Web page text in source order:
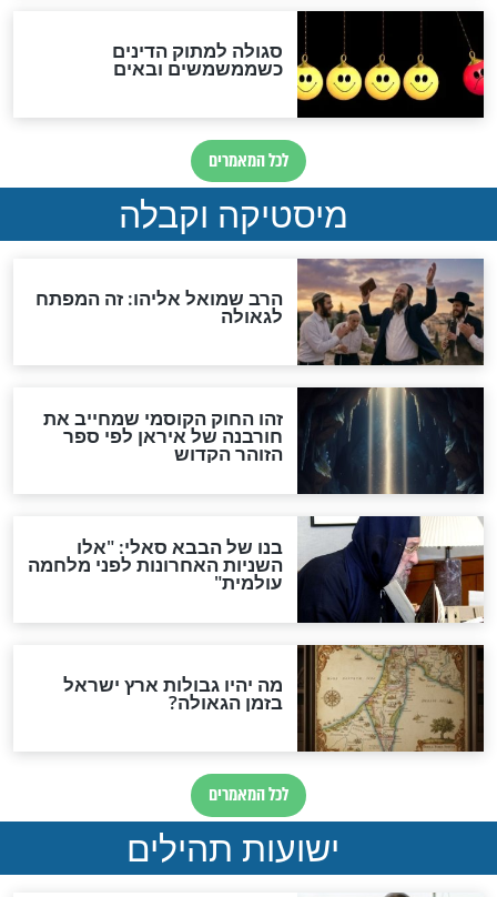
מה יהיה בימות המשיח?
"לפני הגאולה תהיה אפיקורסות
והכחשה גדולה מאוד של
האמונה"
האם לאחר בוא המשיח יהיה
אפשר לחזור בתשובה?
לכל המאמרים
להמתקת הדינים וביטול
גזרות